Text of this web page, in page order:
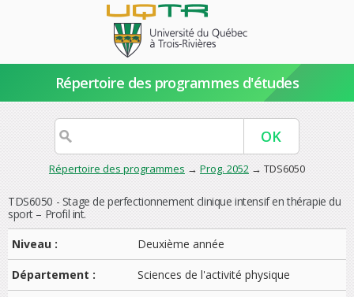
Répertoire des programmes d'études
Répertoire des programmes → Prog. 2052 → TDS6050
TDS6050 - Stage de perfectionnement clinique intensif en thérapie du
sport – Profil int.
Niveau :
Deuxième année
Département : Sciences de l'activité physique